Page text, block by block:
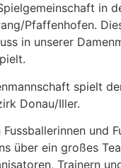
in
Pfaffenhofen.
in unserer
spielt
Donau/Iller.
und
über ein großes
Trainern